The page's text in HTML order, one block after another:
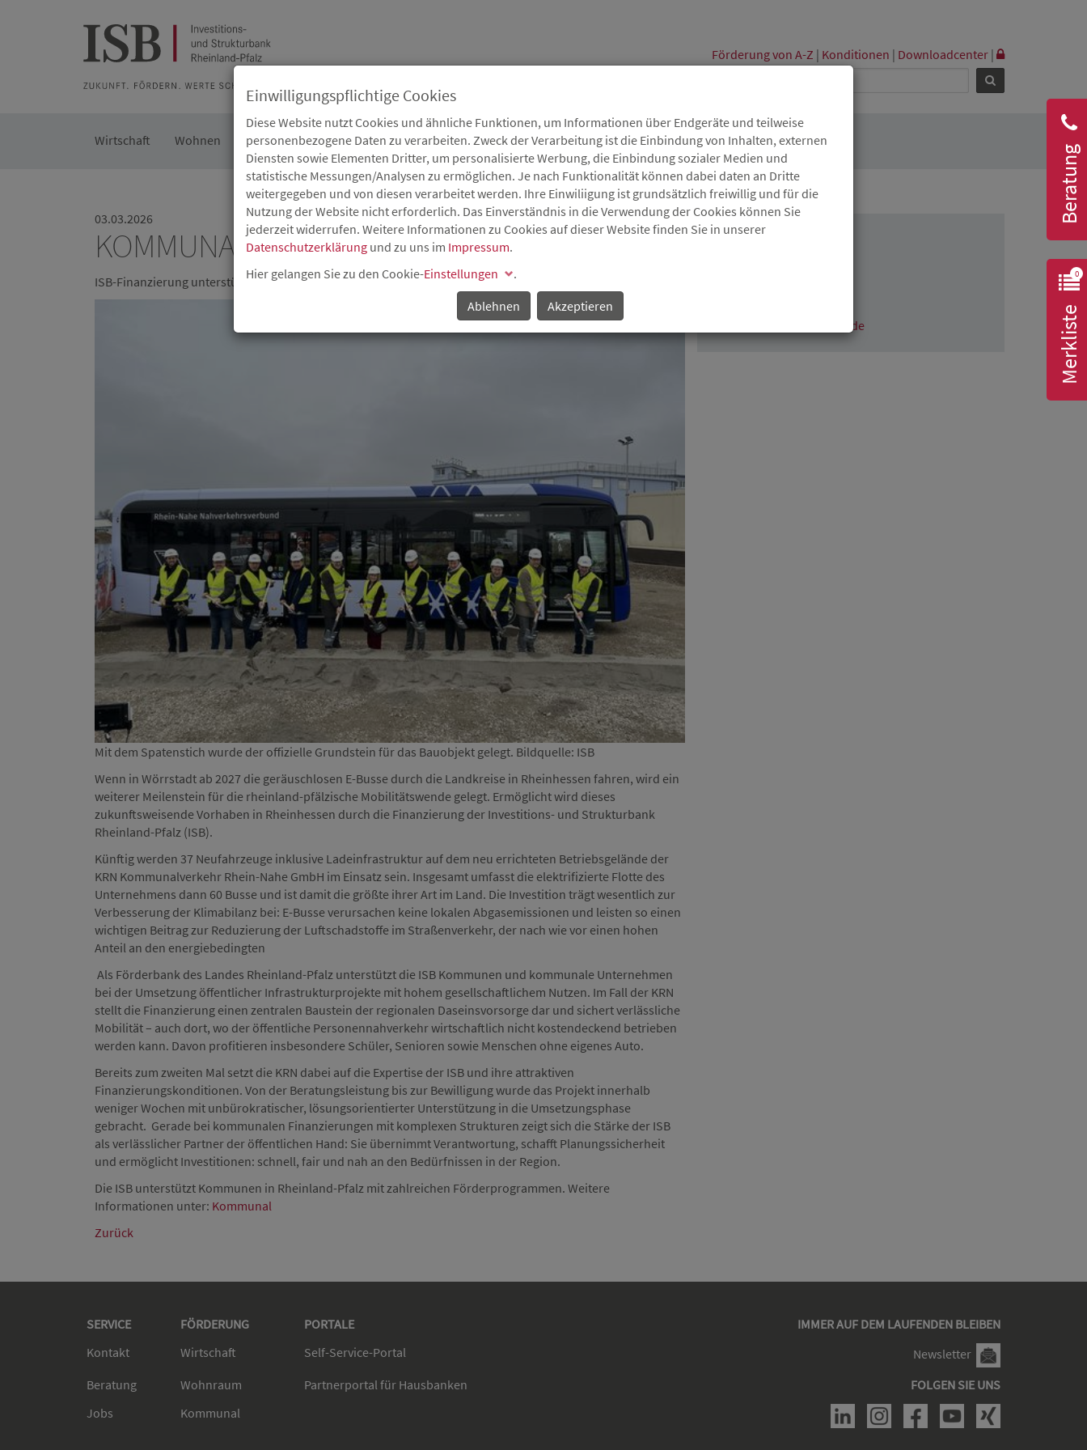
Förderung von A-Z | Konditionen | Downloadcenter |
Wirtschaft Wohnen Kommunal Die ISB Karriere Service Aktuelles
Beratung
0
Merkliste
03.03.2026
KOMMUNALES INFRASTRUKTURPROJEKT
ISB-Finanzierung unterstützt nachhaltige Mobilität
Mit dem Spatenstich wurde der offizielle Grundstein für das Bauobjekt gelegt. Bildquelle: ISB
Wenn in Wörrstadt ab 2027 die geräuschlosen E-Busse durch die Landkreise in Rheinhessen fahren, wird ein
weiterer Meilenstein für die rheinland-pfälzische Mobilitätswende gelegt. Ermöglicht wird dieses
zukunftsweisende Vorhaben in Rheinhessen durch die Finanzierung der Investitions- und Strukturbank
Rheinland-Pfalz (ISB).
Künftig werden 37 Neufahrzeuge inklusive Ladeinfrastruktur auf dem neu errichteten Betriebsgelände der
KRN Kommunalverkehr Rhein-Nahe GmbH im Einsatz sein. Insgesamt umfasst die elektrifizierte Flotte des
Unternehmens dann 60 Busse und ist damit die größte ihrer Art im Land. Die Investition trägt wesentlich zur
Verbesserung der Klimabilanz bei: E-Busse verursachen keine lokalen Abgasemissionen und leisten so einen
wichtigen Beitrag zur Reduzierung der Luftschadstoffe im Straßenverkehr, der nach wie vor einen hohen
Anteil an den energiebedingten
Als Förderbank des Landes Rheinland-Pfalz unterstützt die ISB Kommunen und kommunale Unternehmen
bei der Umsetzung öffentlicher Infrastrukturprojekte mit hohem gesellschaftlichem Nutzen. Im Fall der KRN
stellt die Finanzierung einen zentralen Baustein der regionalen Daseinsvorsorge dar und sichert verlässliche
Mobilität – auch dort, wo der öffentliche Personennahverkehr wirtschaftlich nicht kostendeckend betrieben
werden kann. Davon profitieren insbesondere Schüler, Senioren sowie Menschen ohne eigenes Auto.
Bereits zum zweiten Mal setzt die KRN dabei auf die Expertise der ISB und ihre attraktiven
Finanzierungskonditionen. Von der Beratungsleistung bis zur Bewilligung wurde das Projekt innerhalb
weniger Wochen mit unbürokratischer, lösungsorientierter Unterstützung in die Umsetzungsphase
gebracht. Gerade bei kommunalen Finanzierungen mit komplexen Strukturen zeigt sich die Stärke der ISB
als verlässlicher Partner der öffentlichen Hand: Sie übernimmt Verantwortung, schafft Planungssicherheit
und ermöglicht Investitionen: schnell, fair und nah an den Bedürfnissen in der Region.
Die ISB unterstützt Kommunen in Rheinland-Pfalz mit zahlreichen Förderprogrammen. Weitere
Informationen unter: Kommunal
Zurück
fabian.maier@isb.rlp.de
SERVICE FÖRDERUNG PORTALE
IMMER AUF DEM LAUFENDEN BLEIBEN
Kontakt
Wirtschaft Self-Service-Portal
Newsletter
Beratung
Wohnraum Partnerportal für Hausbanken
FOLGEN SIE UNS
Jobs
Kommunal
Einwilligungspflichtige Cookies
Diese Website nutzt Cookies und ähnliche Funktionen, um Informationen über Endgeräte und teilweise
personenbezogene Daten zu verarbeiten. Zweck der Verarbeitung ist die Einbindung von Inhalten, externen
Diensten sowie Elementen Dritter, um personalisierte Werbung, die Einbindung sozialer Medien und
statistische Messungen/Analysen zu ermöglichen. Je nach Funktionalität können dabei daten an Dritte
weitergegeben und von diesen verarbeitet werden. Ihre Einwiliigung ist grundsätzlich freiwillig und für die
Nutzung der Website nicht erforderlich. Das Einverständnis in die Verwendung der Cookies können Sie
jederzeit widerrufen. Weitere Informationen zu Cookies auf dieser Website finden Sie in unserer
Datenschutzerklärung und zu uns im Impressum.
Hier gelangen Sie zu den Cookie-Einstellungen
.
Ablehnen
Akzeptieren